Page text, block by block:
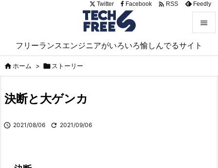
フリーランスエンジニアがいろいろ愉しんでるサイト


サイド
Twitter Facebook  RSS Feedly
ホーム >  ストーリー
決断と大ゲンカ
 2021/08/06  2021/09/06